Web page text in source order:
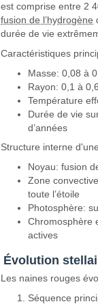
est comprise entre 2
fusion de l’hydrogène
durée de vie
Caractéristiques
Masse: 0,08 à
Rayon: 0,1 à
Température
Durée de vie
d’années
Structure interne
Noyau: fusion
Zone
toute l’étoile
Photosphère:
Chromosphère
actives
Évolution
Les naines rouges
Séquence